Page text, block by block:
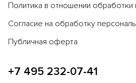
Политика в отношении обработки
Согласие на обработку
Публичная оферта
+7 495 232-07-41